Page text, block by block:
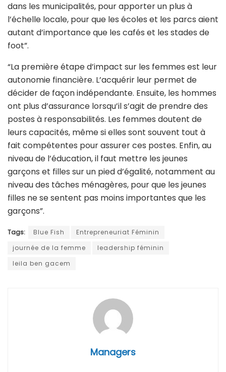
dans les municipalités, pour apporter un plus à
l’échelle locale, pour que les écoles et les parcs aient
autant d’importance que les cafés et les stades de
foot”.
“La première étape d’impact sur les femmes est leur
autonomie financière. L’acquérir leur permet de
décider de façon indépendante. Ensuite, les hommes
ont plus d’assurance lorsqu’il s’agit de prendre des
postes à responsabilités. Les femmes doutent de
leurs capacités, même si elles sont souvent tout à
fait compétentes pour assurer ces postes. Enfin, au
niveau de l’éducation, il faut mettre les jeunes
garçons et filles sur un pied d’égalité, notamment au
niveau des tâches ménagères, pour que les jeunes
filles ne se sentent pas moins importantes que les
garçons”.
Tags: Blue Fish
Entrepreneuriat Féminin
journée de la femme
leadership féminin
leila ben gacem
Managers